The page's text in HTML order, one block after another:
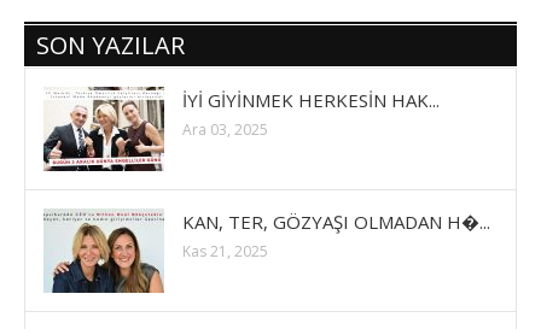
SON YAZILAR
İYİ GİYİNMEK HERKESİN HAK...
Ara 03, 2025
KAN, TER, GÖZYAŞI OLMADAN H�...
Kas 21, 2025